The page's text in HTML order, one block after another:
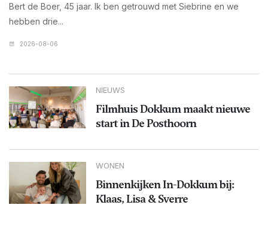
Bert de Boer, 45 jaar. Ik ben getrouwd met Siebrine en we
hebben drie...
2026-08-06
NIEUWS
Filmhuis Dokkum maakt nieuwe
start in De Posthoorn
WONEN
Binnenkijken In-Dokkum bij:
Klaas, Lisa & Sverre